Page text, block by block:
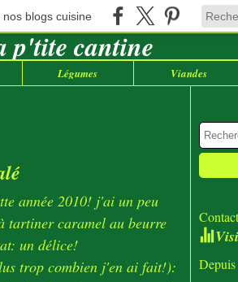
nos blogs cuisine
Légumes Viandes
année 2010! j'ai un peu
tartiner caramel au beurre
un délice!
trop combien j'en ai fait!):